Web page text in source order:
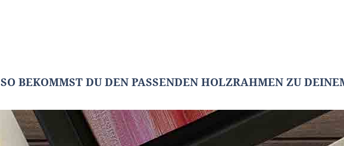
SO BEKOMMST DU DEN PASSENDEN HOLZRAHMEN ZU